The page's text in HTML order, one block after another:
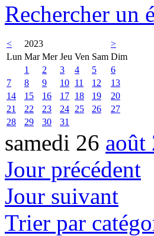
Rechercher un
< 2023
>
Lun Mar Mer Jeu Ven Sam Dim
1
2 3 4 5
6
7
8 9 10 11 12
13
14
15 16 17 18 19
20
21
22 23 24 25 26
27
28
29 30 31
samedi 26 août
Jour précédent
Jour suivant
Trier par